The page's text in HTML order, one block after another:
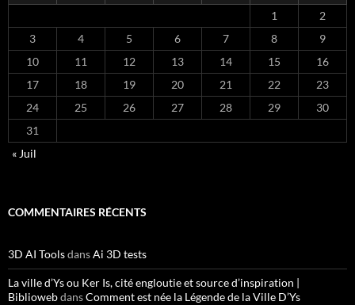
1
2
3
4 5 6 7 8
9
10
11 12 13 14 15
16
17
18 19 20 21 22
23
24
25 26 27 28 29
30
31
« Juil
COMMENTAIRES RÉCENTS
3D AI ToolsdansAi 3D tests
La ville d’Ys ou Ker Is, cité engloutie et source d’inspiration |
BibliowebdansComment est née la Légende de la Ville D’Ys